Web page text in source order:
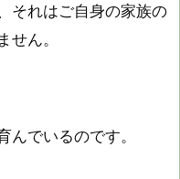
それはご自身の家族の
せん。
んでいるのです。